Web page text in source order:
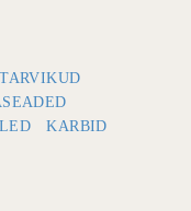
KARBID